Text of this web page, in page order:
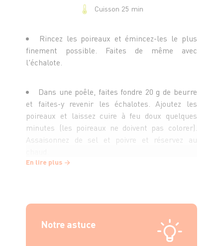
Cuisson 25 min
Rincez les poireaux et émincez-les le plus
finement possible. Faites de même avec
l'échalote.
Dans une poêle, faites fondre 20 g de beurre
et faites-y revenir les échalotes. Ajoutez les
poireaux et laissez cuire à feu doux quelques
minutes (les poireaux ne doivent pas colorer).
Assaisonnez de sel et poivre et réservez au
légère ébullition, pochez les huîtres pendant
En lire plus
Notre astuce